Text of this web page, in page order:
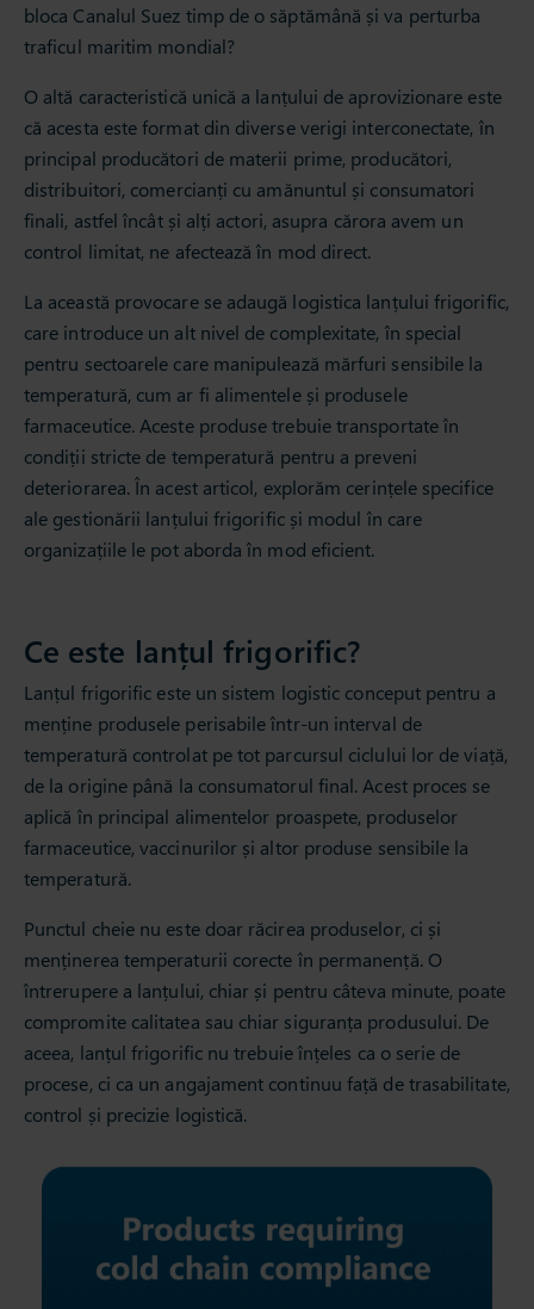
bloca Canalul Suez timp de o săptămână și va perturba
traficul maritim mondial?
O altă caracteristică unică a lanțului de aprovizionare este
că acesta este format din diverse verigi interconectate, în
principal producători de materii prime, producători,
distribuitori, comercianți cu amănuntul și consumatori
finali, astfel încât și alți actori, asupra cărora avem un
control limitat, ne afectează în mod direct.
La această provocare se adaugă logistica lanțului frigorific,
care introduce un alt nivel de complexitate, în special
pentru sectoarele care manipulează mărfuri sensibile la
temperatură, cum ar fi alimentele și produsele
farmaceutice. Aceste produse trebuie transportate în
condiții stricte de temperatură pentru a preveni
deteriorarea. În acest articol, explorăm cerințele specifice
ale gestionării lanțului frigorific și modul în care
organizațiile le pot aborda în mod eficient.
Ce este lanțul frigorific?
Lanțul frigorific este un sistem logistic conceput pentru a
menține produsele perisabile într-un interval de
temperatură controlat pe tot parcursul ciclului lor de viață,
de la origine până la consumatorul final. Acest proces se
aplică în principal alimentelor proaspete, produselor
farmaceutice, vaccinurilor și altor produse sensibile la
temperatură.
Punctul cheie nu este doar răcirea produselor, ci și
menținerea temperaturii corecte în permanență. O
întrerupere a lanțului, chiar și pentru câteva minute, poate
compromite calitatea sau chiar siguranța produsului. De
aceea, lanțul frigorific nu trebuie înțeles ca o serie de
procese, ci ca un angajament continuu față de trasabilitate,
control și precizie logistică.